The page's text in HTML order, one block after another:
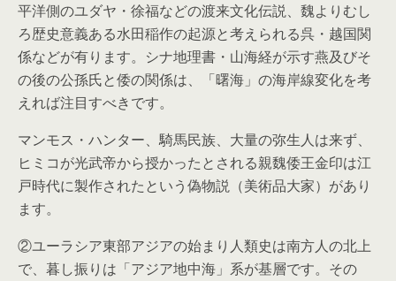
平洋側のユダヤ・徐福などの渡来文化伝説、魏よりむし
ろ歴史意義ある水田稲作の起源と考えられる呉・越国関
係などが有ります。シナ地理書・山海経が示す燕及びそ
の後の公孫氏と倭の関係は、「曙海」の海岸線変化を考
えれば注目すべきです。
マンモス・ハンター、騎馬民族、大量の弥生人は来ず、
ヒミコが光武帝から授かったとされる親魏倭王金印は江
戸時代に製作されたという偽物説（美術品大家）があり
ます。
②ユーラシア東部アジアの始まり人類史は南方人の北上
で、暮し振りは「アジア地中海」系が基層です。その